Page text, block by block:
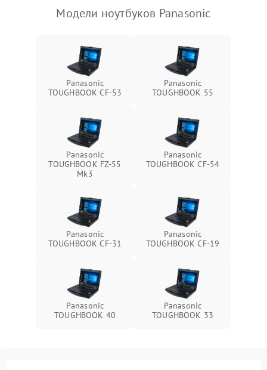
пропадание диска
оперативной памяти:
вылеты приложений,
синие экраны
Подробнее →
Проблемы Wi‑Fi или
Модели ноутбуков Panasonic
Panasonic
TOUGHBOOK CF-53
Panasonic
TOUGHBOOK 55
Panasonic
TOUGHBOOK FZ-55
Mk3
Panasonic
TOUGHBOOK CF-54
Panasonic
TOUGHBOOK CF-31
Panasonic
TOUGHBOOK CF-19
Panasonic
TOUGHBOOK 40
Panasonic
TOUGHBOOK 33